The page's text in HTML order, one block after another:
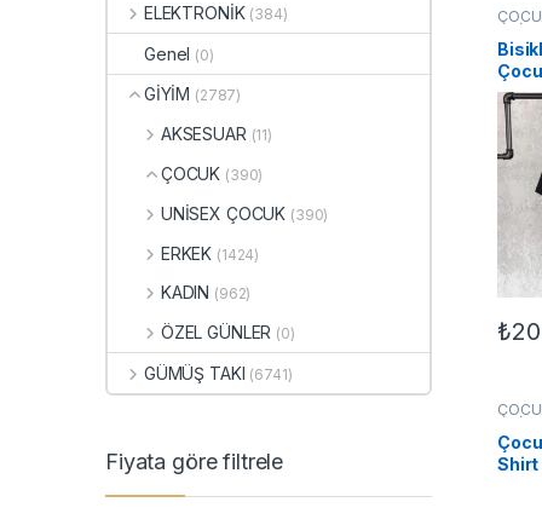
₺
Bu
Shirt
ELEKTRONİK (384)
Genel (0)
GİYİM (2787)
AKSESUAR (11)
ÇOCUK (390)
UNİSEX ÇOCUK (390)
ERKEK (1424)
KADIN (962)
ÖZEL GÜNLER (0)
GÜMÜŞ TAKI (6741)
Fiyata göre filtrele